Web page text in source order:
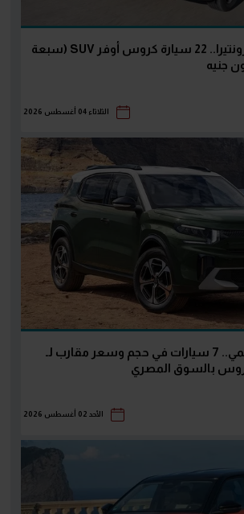
بعد طرح RX9 وفرونتيرا.. 22 سيارة كروس أوفر SUV (سبعة
الثلاثاء 04 أغسطس 2026
بعد إطلاقها الرسمي.. 7 سيارات في حجم وسعر مقارب لـ
الأحد 02 أغسطس 2026